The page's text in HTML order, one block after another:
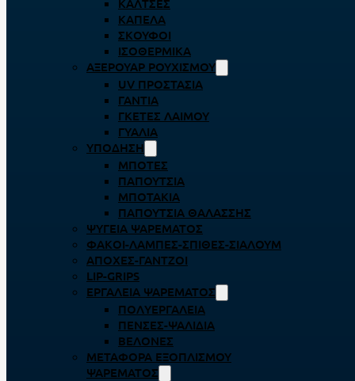
ΚΆΛΤΣΕΣ
ΚΑΠΈΛΑ
ΣΚΟΎΦΟΙ
ΙΣΟΘΕΡΜΙΚΆ
ΑΞΕΡΟΥΆΡ ΡΟΥΧΙΣΜΟΎ
UV ΠΡΟΣΤΑΣΊΑ
ΓΆΝΤΙΑ
ΓΚΈΤΕΣ ΛΑΊΜΟΥ
ΓΥΑΛΙΆ
ΥΠΌΔΗΣΗ
ΜΠΌΤΕΣ
ΠΑΠΟΎΤΣΙΑ
ΜΠΟΤΆΚΙΑ
ΠΑΠΟΎΤΣΙΑ ΘΑΛΆΣΣΗΣ
ΨΥΓΕΊΑ ΨΑΡΈΜΑΤΟΣ
ΦΑΚΟΊ-ΛΆΜΠΕΣ-ΣΠΊΘΕΣ-ΣΊΑΛΟΥΜ
ΑΠΌΧΕΣ-ΓΆΝΤΖΟΙ
LIP-GRIPS
EΡΓΑΛΕΊΑ ΨΑΡΈΜΑΤΟΣ
ΠΟΛΥΕΡΓΑΛΕΊΑ
ΠΈΝΣΕΣ-ΨΑΛΊΔΙΑ
ΒΕΛΌΝΕΣ
ΜΕΤΑΦΟΡΆ ΕΞΟΠΛΙΣΜΟΎ
ΨΑΡΈΜΑΤΟΣ